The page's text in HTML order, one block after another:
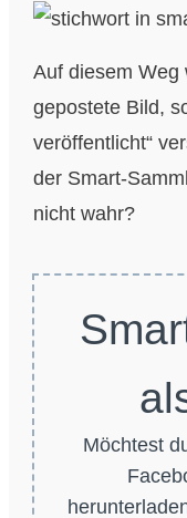
Auf diesem Weg
gepostete Bild,
veröffentlicht“
der Smart-
nicht wahr?
Möchtest